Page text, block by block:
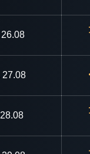
26.08
27.08
28.08